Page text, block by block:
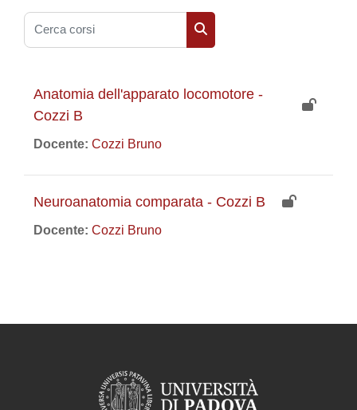
Cerca corsi
Cerca corsi
Anatomia dell'apparato locomotore -
Cozzi B
Docente: Cozzi Bruno
Neuroanatomia comparata - Cozzi B
Docente: Cozzi Bruno